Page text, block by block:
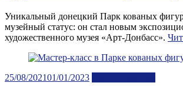
Уникальный донецкий Парк кованых
музейный статус: он стал новым
художественного музея «Арт-Донбасс».
Posted
25/08/202101/01/2023